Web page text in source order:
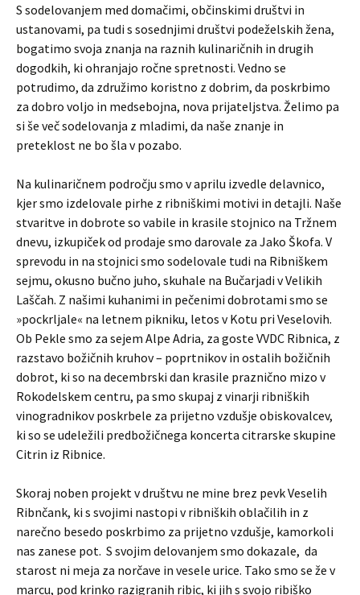
S sodelovanjem med domačimi, občinskimi društvi in
ustanovami, pa tudi s sosednjimi društvi podeželskih žena,
bogatimo svoja znanja na raznih kulinaričnih in drugih
dogodkih, ki ohranjajo ročne spretnosti. Vedno se
potrudimo, da združimo koristno z dobrim, da poskrbimo
za dobro voljo in medsebojna, nova prijateljstva. Želimo pa
si še več sodelovanja z mladimi, da naše znanje in
preteklost ne bo šla v pozabo.
Na kulinaričnem področju smo v aprilu izvedle delavnico,
kjer smo izdelovale pirhe z ribniškimi motivi in detajli. Naše
stvaritve in dobrote so vabile in krasile stojnico na Tržnem
dnevu, izkupiček od prodaje smo darovale za Jako Škofa. V
sprevodu in na stojnici smo sodelovale tudi na Ribniškem
sejmu, okusno bučno juho, skuhale na Bučarjadi v Velikih
Laščah. Z našimi kuhanimi in pečenimi dobrotami smo se
»pockrljale« na letnem pikniku, letos v Kotu pri Veselovih.
Ob Pekle smo za sejem Alpe Adria, za goste VVDC Ribnica, z
razstavo božičnih kruhov – poprtnikov in ostalih božičnih
dobrot, ki so na decembrski dan krasile praznično mizo v
Rokodelskem centru, pa smo skupaj z vinarji ribniških
vinogradnikov poskrbele za prijetno vzdušje obiskovalcev,
ki so se udeležili predbožičnega koncerta citrarske skupine
Citrin iz Ribnice.
Skoraj noben projekt v društvu ne mine brez pevk Veselih
Ribnčank, ki s svojimi nastopi v ribniških oblačilih in z
narečno besedo poskrbimo za prijetno vzdušje, kamorkoli
nas zanese pot. S svojim delovanjem smo dokazale, da
starost ni meja za norčave in vesele urice. Tako smo se že v
marcu, pod krinko razigranih ribic, ki jih s svojo ribiško